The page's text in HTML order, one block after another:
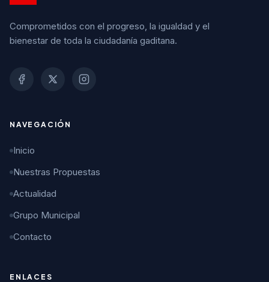
Comprometidos con el progreso, la igualdad y el
bienestar de toda la ciudadanía gaditana.
NAVEGACIÓN
Inicio
Nuestras Propuestas
Actualidad
Grupo Municipal
Contacto
ENLACES